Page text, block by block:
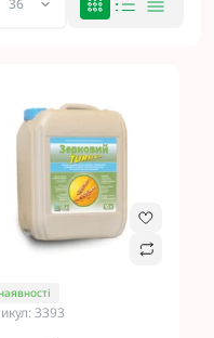
3393